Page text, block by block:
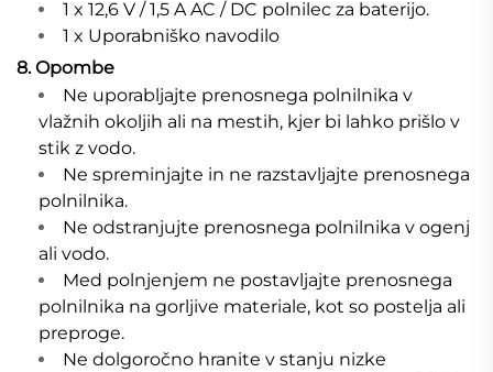
1 x 12,6 V / 1,5 A AC / DC polnilec za baterijo.
1 x Uporabniško navodilo
8. Opombe
Ne uporabljajte prenosnega polnilnika v
vlažnih okoljih ali na mestih, kjer bi lahko prišlo v
stik z vodo.
Ne spreminjajte in ne razstavljajte prenosnega
polnilnika.
Ne odstranjujte prenosnega polnilnika v ogenj
ali vodo.
Med polnjenjem ne postavljajte prenosnega
polnilnika na gorljive materiale, kot so postelja ali
preproge.
Ne dolgoročno hranite v stanju nizke